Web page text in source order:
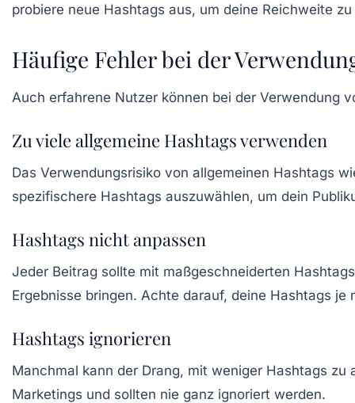
probiere neue Hashtags aus, um deine Reichweite
Häufige Fehler bei der
Auch erfahrene Nutzer können bei der Verwendung
Zu viele allgemeine Hashtags verwenden
Das Verwendungsrisiko von allgemeinen Hashtags
spezifischere Hashtags auszuwählen, um dein
Hashtags nicht anpassen
Jeder Beitrag sollte mit maßgeschneiderten
Ergebnisse bringen. Achte darauf, deine Hashtags
Hashtags ignorieren
Manchmal kann der Drang, mit weniger Hashtags
Marketings und sollten nie ganz ignoriert werden.